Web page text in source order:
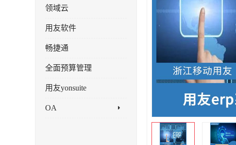
领域云
用友软件
畅捷通
全面预算管理
用友yonsuite
OA